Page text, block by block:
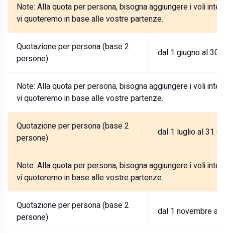
Note: Alla quota per persona, bisogna aggiungere i voli
vi quoteremo in base alle vostre partenze.
Quotazione per persona (base 2
persone)
dal 1 giugno al 30
Note: Alla quota per persona, bisogna aggiungere i voli
vi quoteremo in base alle vostre partenze.
Quotazione per persona (base 2
persone)
dal 1 luglio al 31
Note: Alla quota per persona, bisogna aggiungere i voli
vi quoteremo in base alle vostre partenze.
Quotazione per persona (base 2
persone)
dal 1 novembre al